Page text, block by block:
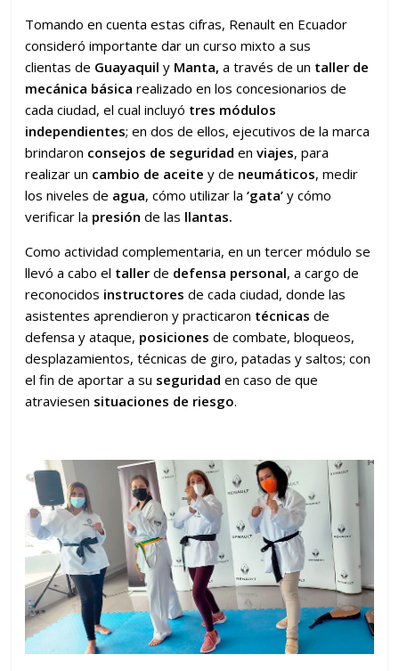
Tomando en cuenta estas cifras, Renault en Ecuador
consideró importante dar un curso mixto a sus
clientas de Guayaquily Manta, a través de un taller de
mecánica básicarealizado en los concesionarios de
cada ciudad, el cual incluyó tres módulos
independientes; en dos de ellos, ejecutivos de la marca
brindaron consejos de seguridaden viajes, para
realizar un cambio de aceitey de neumáticos, medir
los niveles de agua, cómo utilizar la ‘gata’y cómo
verificar la presiónde las llantas.
Como actividad complementaria, en un tercer módulo se
llevó a cabo el tallerde defensa personal, a cargo de
reconocidos instructores de cada ciudad, donde las
asistentes aprendieron y practicaron técnicas de
defensa y ataque, posiciones de combate, bloqueos,
desplazamientos, técnicas de giro, patadas y saltos; con
el fin de aportar a su seguridad en caso de que
atraviesen situaciones de riesgo.